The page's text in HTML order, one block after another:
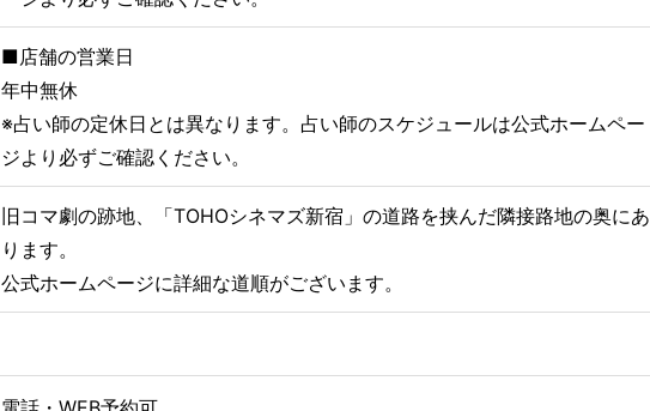
■店舗の営業日
年中無休
※占い師の定休日とは異なります。占い師のスケジュールは公式ホームペー
ジより必ずご確認ください。
旧コマ劇の跡地、「TOHOシネマズ新宿」の道路を挟んだ隣接路地の奥にあ
ります。
公式ホームページに詳細な道順がございます。